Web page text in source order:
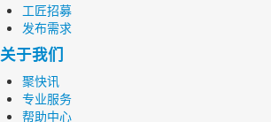
工匠招募
发布需求
关于我们
聚快讯
专业服务
帮助中心